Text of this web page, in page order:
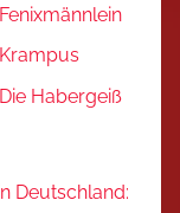
Habergeiß
Deutschland: